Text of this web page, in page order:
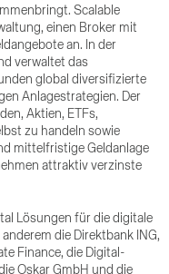
Scalable
einen Broker mit
an. In der
verwaltet das
global diversifizierte
Anlagestrategien. Der
Aktien, ETFs,
zu handeln sowie
mittelfristige Geldanlage
attraktiv verzinste
Lösungen für die digitale
die Direktbank ING,
Finance, die Digital-
Oskar GmbH und die